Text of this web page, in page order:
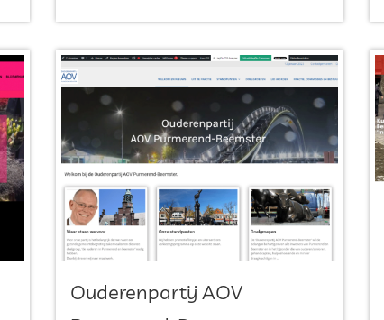
Ouderenpartij AOV